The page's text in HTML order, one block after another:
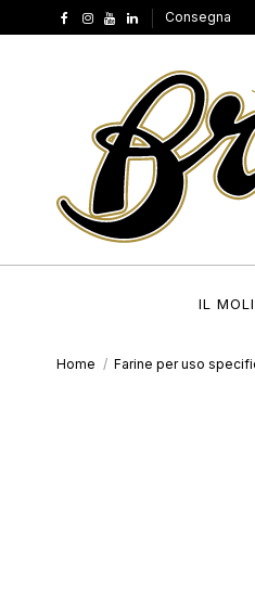
Consegna
IL
Home Farine per uso